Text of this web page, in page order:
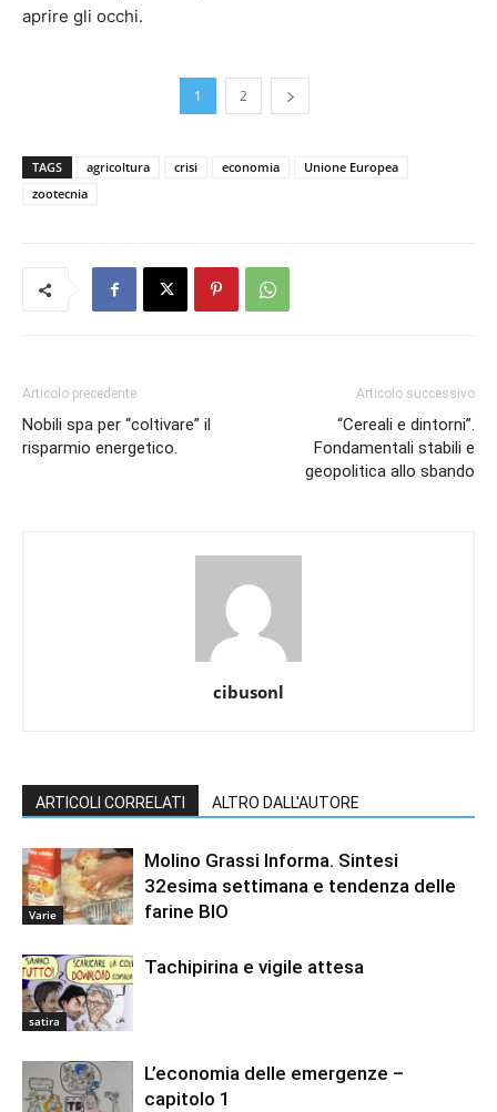
aprire gli occhi.
1 2
TAGS agricoltura crisi economia
Unione Europea
zootecnia
Articolo precedente
Nobili spa per “coltivare” il
risparmio energetico.
Articolo successivo
“Cereali e dintorni”.
Fondamentali stabili e
geopolitica allo sbando
cibusonl
ARTICOLI CORRELATI ALTRO DALL'AUTORE
Varie
Molino Grassi Informa. Sintesi
32esima settimana e tendenza delle
farine BIO
satira
Tachipirina e vigile attesa
L’economia delle emergenze –
capitolo 1